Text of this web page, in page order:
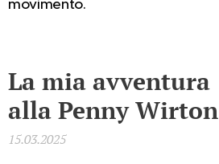
movimento.
La mia avventura
alla Penny Wirton
15.03.2025